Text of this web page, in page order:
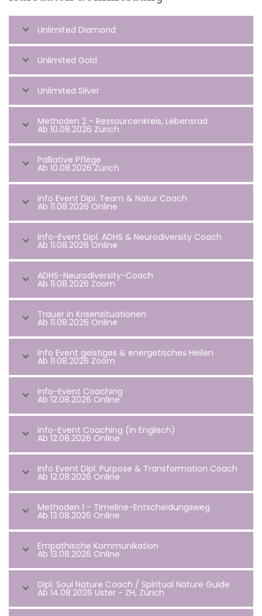
Unlimited Diamond
Unlimited Gold
Unlimited Silver
Methoden 2 - Ressourcenkreis, Lebensrad
Ab 10.08.2026 Zürich
Palliative Pflege
Ab 10.08.2026 Zürich
Info Event Dipl. Team & Natur Coach
Ab 11.08.2026 Online
Info-Event Dipl. ADHS & Neurodiversity Coach
Ab 11.08.2026 Online
ADHS-Neurodiversity-Coach
Ab 11.08.2026 Zoom
Trauer in Krisensituationen
Ab 11.08.2026 Online
Info Event geistiges & energetisches Heilen
Ab 11.08.2026 Zoom
Info-Event Coaching
Ab 12.08.2026 Online
Info-Event Coaching (in Englisch)
Ab 12.08.2026 Online
Info Event Dipl. Purpose & Transformation Coach
Ab 12.08.2026 Online
Methoden 1 - Timeline-Entscheidungsweg
Ab 13.08.2026 Online
Empathische Kommunikation
Ab 13.08.2026 Online
Dipl. Soul Nature Coach / Spiritual Nature Guide
Ab 14.08.2026 Uster - ZH, Zürich